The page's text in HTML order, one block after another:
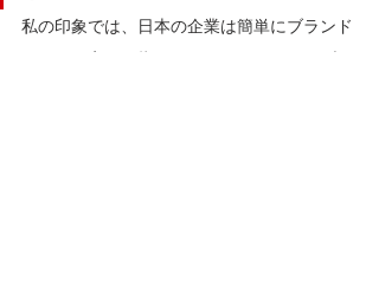
私の印象では、日本の企業は簡単にブランド